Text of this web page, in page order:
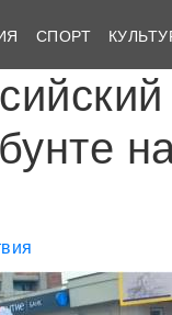
СПОРТ